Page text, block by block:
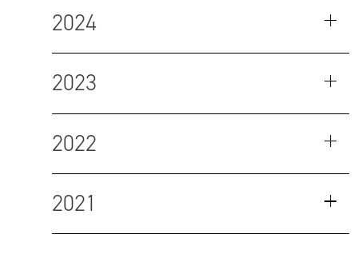
2024
2023
2022
2021